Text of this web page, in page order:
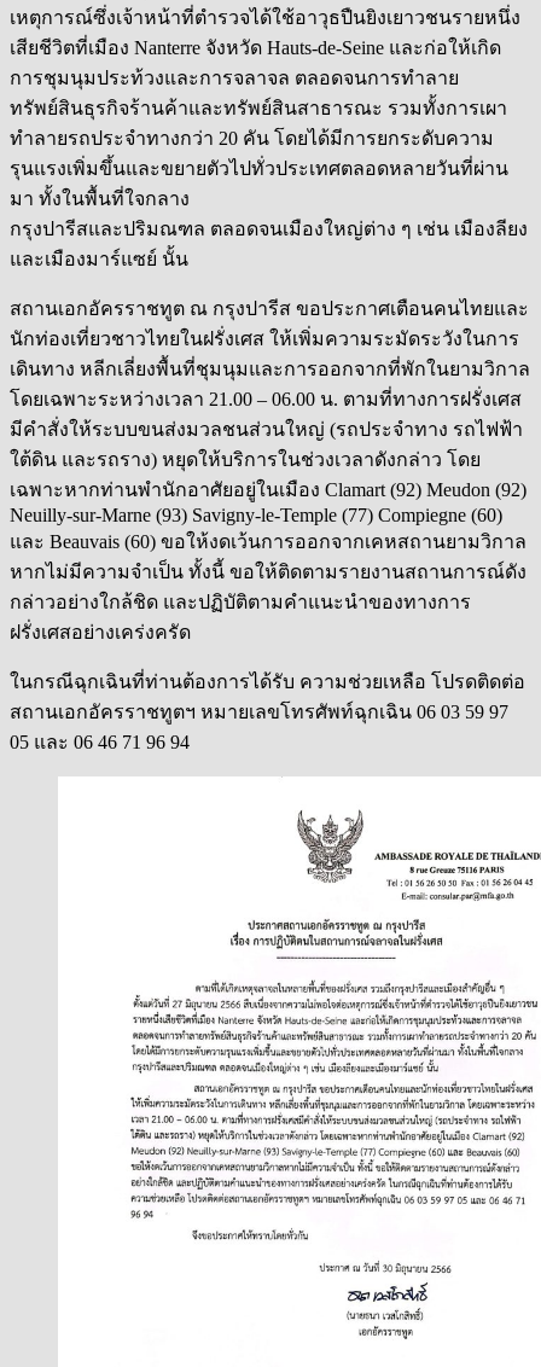
เหตุการณ์ซึ่งเจ้าหน้าที่ตำรวจได้ใช้อาวุธปืนยิงเยาวชนรายหนึ่ง
เสียชีวิตที่เมือง Nanterre จังหวัด Hauts-de-Seine และก่อให้เกิด
การชุมนุมประท้วงและการจลาจล ตลอดจนการทำลาย
ทรัพย์สินธุรกิจร้านค้าและทรัพย์สินสาธารณะ รวมทั้งการเผา
ทำลายรถประจำทางกว่า 20 คัน โดยได้มีการยกระดับความ
รุนแรงเพิ่มขึ้นและขยายตัวไปทั่วประเทศตลอดหลายวันที่ผ่าน
มา ทั้งในพื้นที่ใจกลาง
กรุงปารีสและปริมณฑล ตลอดจนเมืองใหญ่ต่าง ๆ เช่น เมืองลียง
และเมืองมาร์แซย์ นั้น
สถานเอกอัครราชทูต ณ กรุงปารีส ขอประกาศเตือนคนไทยและ
นักท่องเที่ยวชาวไทยในฝรั่งเศส ให้เพิ่มความระมัดระวังในการ
เดินทาง หลีกเลี่ยงพื้นที่ชุมนุมและการออกจากที่พักในยามวิกาล
โดยเฉพาะระหว่างเวลา 21.00 – 06.00 น. ตามที่ทางการฝรั่งเศส
มีคำสั่งให้ระบบขนส่งมวลชนส่วนใหญ่ (รถประจำทาง รถไฟฟ้า
ใต้ดิน และรถราง) หยุดให้บริการในช่วงเวลาดังกล่าว โดย
เฉพาะหากท่านพำนักอาศัยอยู่ในเมือง Clamart (92) Meudon (92)
Neuilly-sur-Marne (93) Savigny-le-Temple (77) Compiegne (60)
และ Beauvais (60) ขอให้งดเว้นการออกจากเคหสถานยามวิกาล
หากไม่มีความจำเป็น ทั้งนี้ ขอให้ติดตามรายงานสถานการณ์ดัง
กล่าวอย่างใกล้ชิด และปฏิบัติตามคำแนะนำของทางการ
ฝรั่งเศสอย่างเคร่งครัด
ในกรณีฉุกเฉินที่ท่านต้องการได้รับ ความช่วยเหลือ โปรดติดต่อ
สถานเอกอัครราชทูตฯ หมายเลขโทรศัพท์ฉุกเฉิน 06 03 59 97
05 และ 06 46 71 96 94